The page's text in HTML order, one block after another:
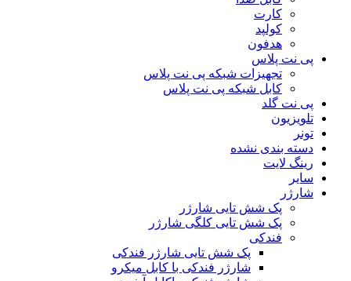
کارت
کولپد
هدفون
پی نت پلاس
تجهیزات شبکه پی نت پلاس
کابل شبکه پی نت پلاس
پی نت گلد
تلویزیون
تونر
دسته بندی نشده
رینگ لایت
سایر
شارژر
پک شش تایی شارژر
پک شش تایی کلگی شارژر
فندکی
پک شش تایی شارژر فندکی
شارژر فندکی با کابل میکرو